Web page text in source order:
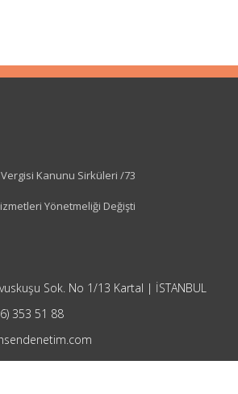
Vergisi Kanunu Sirküleri /73
Yönetmeliği Değişti
Sok. No 1/13 Kartal | İSTANBUL
353 51 88